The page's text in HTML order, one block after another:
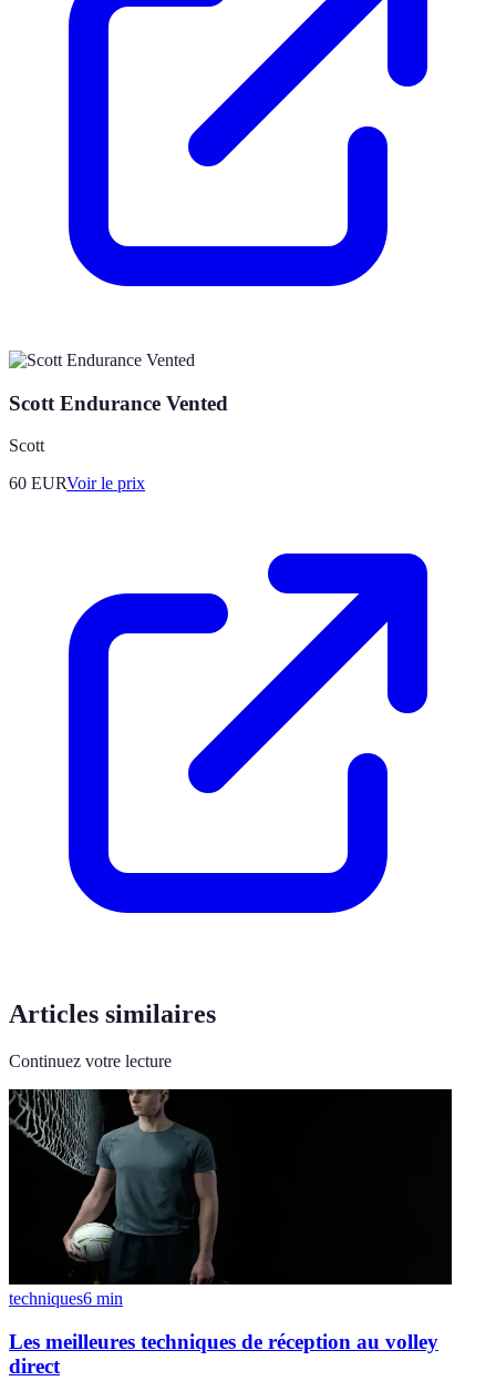
Scott Endurance Vented
Scott
60 EURVoir le prix
Articles similaires
Continuez votre lecture
techniques6 min
Les meilleures techniques de réception au volley
direct